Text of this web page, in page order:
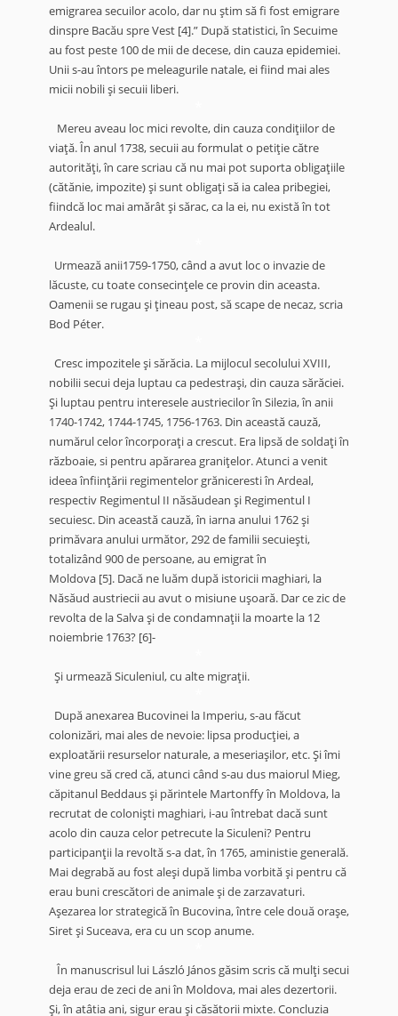
emigrarea secuilor acolo, dar nu ştim să fi fost emigrare
dinspre Bacău spre Vest [4].” După statistici, în Secuime
au fost peste 100 de mii de decese, din cauza epidemiei.
Unii s-au întors pe meleagurile natale, ei fiind mai ales
micii nobili şi secuii liberi.
Mereu aveau loc mici revolte, din cauza condiţiilor de
viaţă. În anul 1738, secuii au formulat o petiţie către
autorităţi, în care scriau că nu mai pot suporta obligaţiile
(cătănie, impozite) şi sunt obligaţi să ia calea pribegiei,
fiindcă loc mai amărât şi sărac, ca la ei, nu există în tot
Ardealul.
Urmează anii1759-1750, când a avut loc o invazie de
lăcuste, cu toate consecinţele ce provin din aceasta.
Oamenii se rugau şi ţineau post, să scape de necaz, scria
Bod Péter.
Cresc impozitele şi sărăcia. La mijlocul secolului XVIII,
nobilii secui deja luptau ca pedestraşi, din cauza sărăciei.
Şi luptau pentru interesele austriecilor în Silezia, în anii
1740-1742, 1744-1745, 1756-1763. Din această cauză,
numărul celor încorporaţi a crescut. Era lipsă de soldaţi în
războaie, si pentru apărarea graniţelor. Atunci a venit
ideea înfiinţării regimentelor grăniceresti în Ardeal,
respectiv Regimentul II năsăudean şi Regimentul I
secuiesc. Din această cauză, în iarna anului 1762 şi
primăvara anului următor, 292 de familii secuieşti,
totalizând 900 de persoane, au emigrat în
Moldova [5].Dacă ne luăm după istoricii maghiari, la
Năsăud austriecii au avut o misiune uşoară. Dar ce zic de
revolta de la Salva şi de condamnaţii la moarte la 12
noiembrie 1763? [6]-
Şi urmează Siculeniul, cu alte migraţii.
După anexarea Bucovinei la Imperiu, s-au făcut
colonizări, mai ales de nevoie: lipsa producţiei, a
exploatării resurselor naturale, a meseriaşilor, etc. Şi îmi
vine greu să cred că, atunci când s-au dus maiorul Mieg,
căpitanul Beddaus şi părintele Martonffy în Moldova, la
recrutat de colonişti maghiari, i-au întrebat dacă sunt
acolo din cauza celor petrecute la Siculeni? Pentru
participanţii la revoltă s-a dat, în 1765, aministie generală.
Mai degrabă au fost aleşi după limba vorbită şi pentru că
erau buni crescători de animale şi de zarzavaturi.
Aşezarea lor strategică în Bucovina, între cele două oraşe,
Siret şi Suceava, era cu un scop anume.
În manuscrisul lui László János găsim scris că mulţi secui
deja erau de zeci de ani în Moldova, mai ales dezertorii.
Şi, în atâtia ani, sigur erau şi căsătorii mixte. Concluzia